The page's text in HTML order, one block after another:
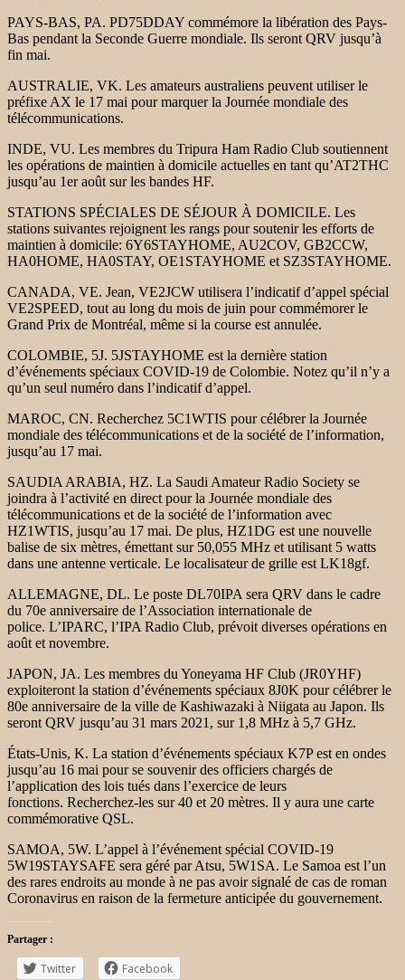
PAYS-BAS, PA. PD75DDAY commémore la libération des Pays-
Bas pendant la Seconde Guerre mondiale. Ils seront QRV jusqu’à
fin mai.
AUSTRALIE, VK. Les amateurs australiens peuvent utiliser le
préfixe AX le 17 mai pour marquer la Journée mondiale des
télécommunications.
INDE, VU. Les membres du Tripura Ham Radio Club soutiennent
les opérations de maintien à domicile actuelles en tant qu’AT2THC
jusqu’au 1er août sur les bandes HF.
STATIONS SPÉCIALES DE SÉJOUR À DOMICILE. Les
stations suivantes rejoignent les rangs pour soutenir les efforts de
maintien à domicile: 6Y6STAYHOME, AU2COV, GB2CCW,
HA0HOME, HA0STAY, OE1STAYHOME et SZ3STAYHOME.
CANADA, VE. Jean, VE2JCW utilisera l’indicatif d’appel spécial
VE2SPEED, tout au long du mois de juin pour commémorer le
Grand Prix de Montréal, même si la course est annulée.
COLOMBIE, 5J. 5JSTAYHOME est la dernière station
d’événements spéciaux COVID-19 de Colombie. Notez qu’il n’y a
qu’un seul numéro dans l’indicatif d’appel.
MAROC, CN. Recherchez 5C1WTIS pour célébrer la Journée
mondiale des télécommunications et de la société de l’information,
jusqu’au 17 mai.
SAUDIA ARABIA, HZ. La Saudi Amateur Radio Society se
joindra à l’activité en direct pour la Journée mondiale des
télécommunications et de la société de l’information avec
HZ1WTIS, jusqu’au 17 mai. De plus, HZ1DG est une nouvelle
balise de six mètres, émettant sur 50,055 MHz et utilisant 5 watts
dans une antenne verticale. Le localisateur de grille est LK18gf.
ALLEMAGNE, DL. Le poste DL70IPA sera QRV dans le cadre
du 70e anniversaire de l’Association internationale de
police. L’IPARC, l’IPA Radio Club, prévoit diverses opérations en
août et novembre.
JAPON, JA. Les membres du Yoneyama HF Club (JR0YHF)
exploiteront la station d’événements spéciaux 8J0K pour célébrer le
80e anniversaire de la ville de Kashiwazaki à Niigata au Japon. Ils
seront QRV jusqu’au 31 mars 2021, sur 1,8 MHz à 5,7 GHz.
États-Unis, K. La station d’événements spéciaux K7P est en ondes
jusqu’au 16 mai pour se souvenir des officiers chargés de
l’application des lois tués dans l’exercice de leurs
fonctions. Recherchez-les sur 40 et 20 mètres. Il y aura une carte
commémorative QSL.
SAMOA, 5W. L’appel à l’événement spécial COVID-19
5W19STAYSAFE sera géré par Atsu, 5W1SA. Le Samoa est l’un
des rares endroits au monde à ne pas avoir signalé de cas de roman
Coronavirus en raison de la fermeture anticipée du gouvernement.
Partager :
Twitter Facebook